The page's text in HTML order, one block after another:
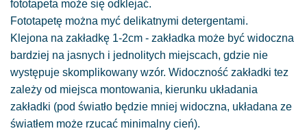
fototapeta może się odklejać.
Fototapetę można myć delikatnymi detergentami.
Klejona na zakładkę 1-2cm - zakładka może być widoczna
bardziej na jasnych i jednolitych miejscach, gdzie nie
występuje skomplikowany wzór. Widoczność zakładki tez
zależy od miejsca montowania, kierunku układania
zakładki (pod światło będzie mniej widoczna, układana ze
światłem może rzucać minimalny cień).